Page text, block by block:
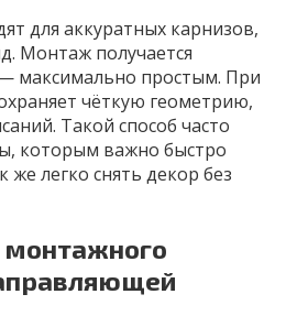
для аккуратных карнизов,
Монтаж получается
максимально простым. При
чёткую геометрию,
Такой способ часто
которым важно быстро
легко снять декор без
монтажного